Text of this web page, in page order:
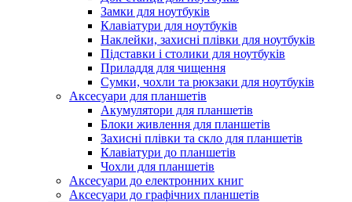
Замки для ноутбуків
Клавіатури для ноутбуків
Наклейки, захисні плівки для ноутбуків
Підставки і столики для ноутбуків
Приладдя для чищення
Сумки, чохли та рюкзаки для ноутбуків
Аксесуари для планшетів
Акумулятори для планшетів
Блоки живлення для планшетів
Захисні плівки та скло для планшетів
Клавіатури до планшетів
Чохли для планшетів
Аксесуари до електронних книг
Аксесуари дo графічних планшетів